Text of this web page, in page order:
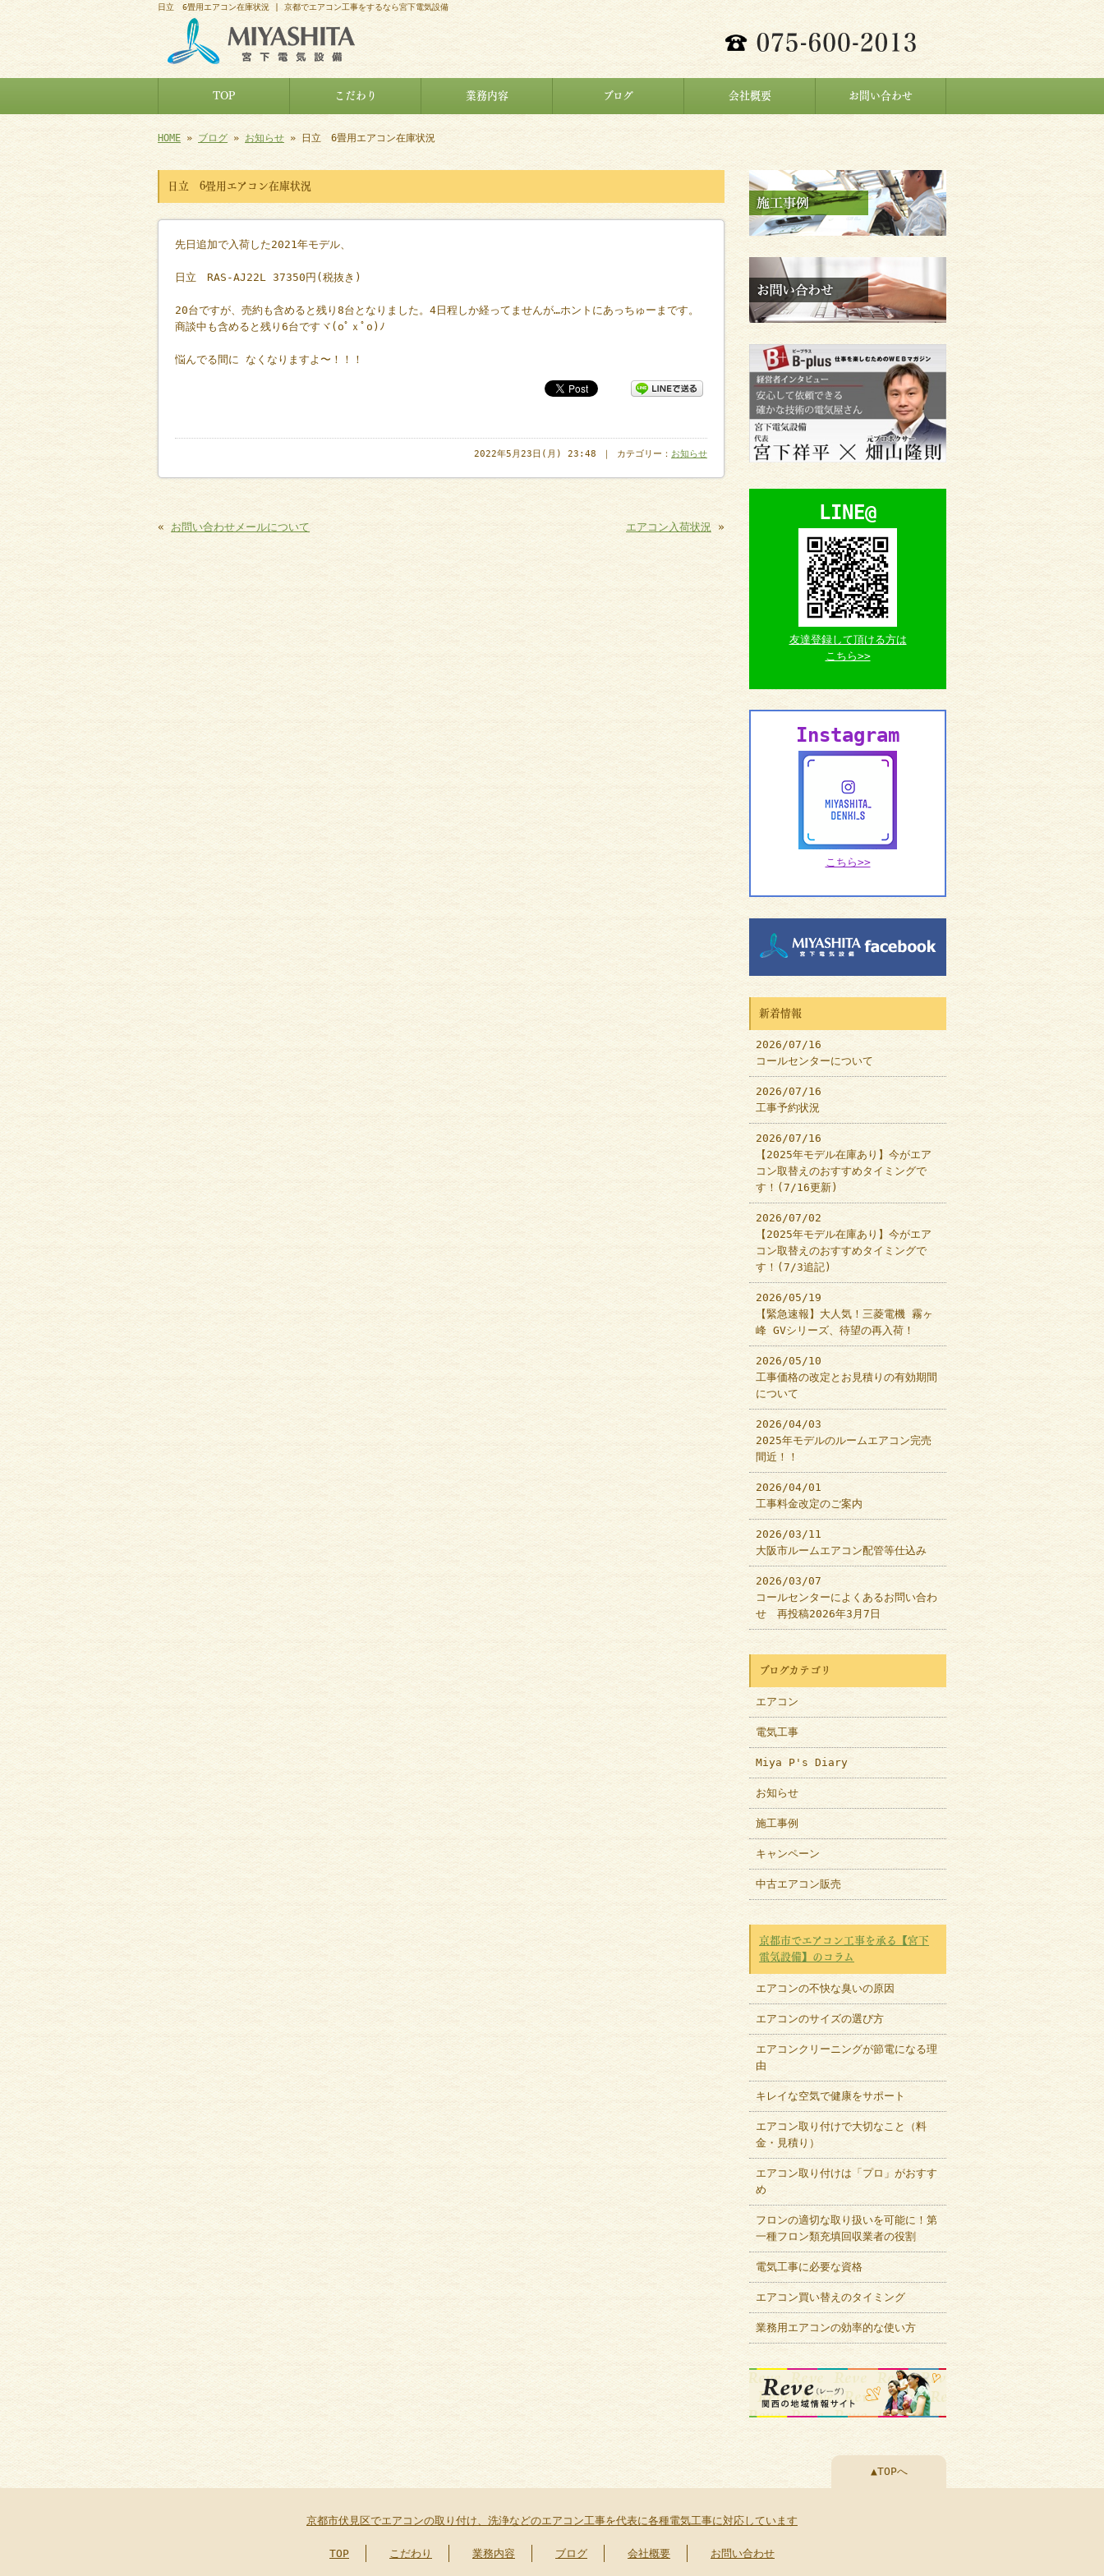
日立 6畳用エアコン在庫状況 | 京都でエアコン工事をするなら宮下電気設備
TOP こだわり 業務内容 ブログ 会社概要 お問い合わせ
HOME » ブログ » お知らせ » 日立 6畳用エアコン在庫状況
日立 6畳用エアコン在庫状況
先日追加で入荷した2021年モデル、
日立 RAS-AJ22L 37350円(税抜き)
20台ですが、売約も含めると残り8台となりました。4日程しか経ってませんが…ホントにあっちゅーまです。
商談中も含めると残り6台ですヾ(oﾟｘﾟo)ﾉ
悩んでる間に￼なくなりますよ〜！！！
2022年5月23日(月) 23:48 ｜ カテゴリー： お知らせ
« お問い合わせメールについて エアコン入荷状況 »
LINE@
友達登録して頂ける方は
こちら>>
Instagram
こちら>>
新着情報
2026/07/16
コールセンターについて
2026/07/16
工事予約状況
2026/07/16
【2025年モデル在庫あり】今がエア
コン取替えのおすすめタイミングで
す！(7/16更新)
2026/07/02
【2025年モデル在庫あり】今がエア
コン取替えのおすすめタイミングで
す！(7/3追記)
2026/05/19
【緊急速報】大人気！三菱電機 霧ヶ
峰 GVシリーズ、待望の再入荷！
2026/05/10
工事価格の改定とお見積りの有効期間
について
2026/04/03
2025年モデルのルームエアコン完売
間近！！
2026/04/01
工事料金改定のご案内
2026/03/11
大阪市ルームエアコン配管等仕込み
2026/03/07
コールセンターによくあるお問い合わ
せ 再投稿2026年3月7日
ブログカテゴリ
エアコン
電気工事
Miya P's Diary
お知らせ
施工事例
キャンペーン
中古エアコン販売
京都市でエアコン工事を承る【宮下
電気設備】のコラム
エアコンの不快な臭いの原因
エアコンのサイズの選び方
エアコンクリーニングが節電になる理
由
キレイな空気で健康をサポート
エアコン取り付けで大切なこと（料
金・見積り）
エアコン取り付けは「プロ」がおすす
め
フロンの適切な取り扱いを可能に！第
一種フロン類充填回収業者の役割
電気工事に必要な資格
エアコン買い替えのタイミング
業務用エアコンの効率的な使い方
▲TOPへ
京都市伏見区でエアコンの取り付け、洗浄などのエアコン工事を代表に各種電気工事に対応しています
TOP こだわり 業務内容 ブログ 会社概要 お問い合わせ